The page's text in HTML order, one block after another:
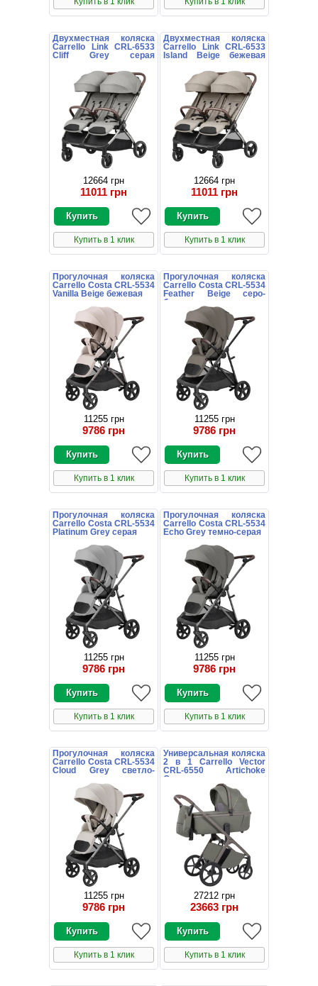
Двухместная коляска
Carrello Link CRL-6533
Cliff Grey серая
12664 грн
11011 грн
Купить в 1 клик
Двухместная коляска
Carrello Link CRL-6533
Island Beige бежевая
12664 грн
11011 грн
Купить в 1 клик
Прогулочная коляска
Carrello Costa CRL-5534
Vanilla Beige бежевая
11255 грн
9786 грн
Купить в 1 клик
Прогулочная коляска
Carrello Costa CRL-5534
Feather Beige серо-
бежевая
11255 грн
9786 грн
Купить в 1 клик
Прогулочная коляска
Carrello Costa CRL-5534
Platinum Grey серая
11255 грн
9786 грн
Купить в 1 клик
Прогулочная коляска
Carrello Costa CRL-5534
Echo Grey темно-серая
11255 грн
9786 грн
Купить в 1 клик
Прогулочная коляска
Carrello Costa CRL-5534
Cloud Grey светло-
11255 грн
9786 грн
Купить в 1 клик
Универсальная коляска
2 в 1 Carrello Vector
CRL-6550 Artichoke
Green хаки
27212 грн
23663 грн
Купить в 1 клик